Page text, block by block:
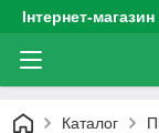
Інтернет-
Каталог